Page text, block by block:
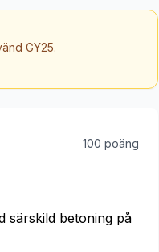
GY25.
100 poäng
särskild betoning på